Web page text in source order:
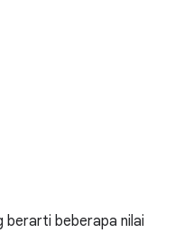
berarti beberapa nilai